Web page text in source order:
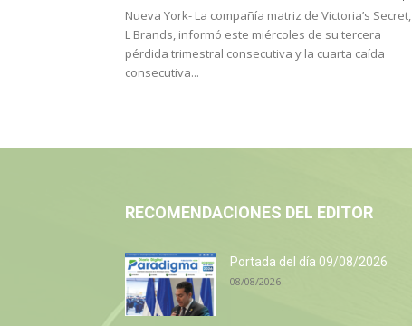
Nueva York- La compañía matriz de Victoria’s Secret,
L Brands, informó este miércoles de su tercera
pérdida trimestral consecutiva y la cuarta caída
consecutiva...
RECOMENDACIONES DEL EDITOR
Portada del día 09/08/2026
08/08/2026